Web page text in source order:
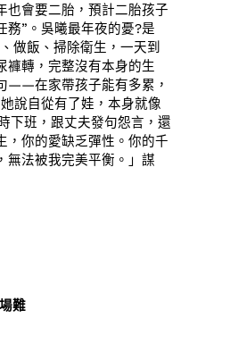
也會要二胎，預計二胎孩子
務”。吳曦最年夜的憂?是
做飯、掃除衛生，一天到
褲轉，完整沒有本身的生
——在家帶孩子能有多累，
說自從有了娃，本身就像
下班，跟丈夫發句怨言，還
，你的愛缺乏彈性。你的千
無法被我完美平衡。」謀
難